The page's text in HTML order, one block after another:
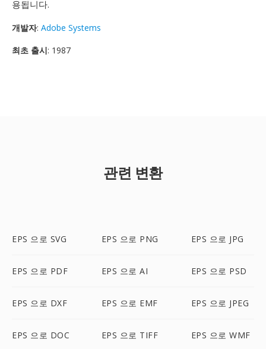
용됩니다.
개발자: Adobe Systems
최초 출시: 1987
관련 변환
EPS 으로 SVG EPS 으로 PNG EPS 으로 JPG
EPS 으로 PDF EPS 으로 AI EPS 으로 PSD
EPS 으로 DXF EPS 으로 EMF EPS 으로 JPEG
EPS 으로 DOC EPS 으로 TIFF EPS 으로 WMF